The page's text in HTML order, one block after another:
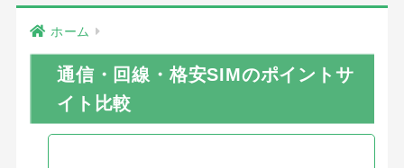
ホーム
通信・回線・格安SIMのポイントサ
イト比較